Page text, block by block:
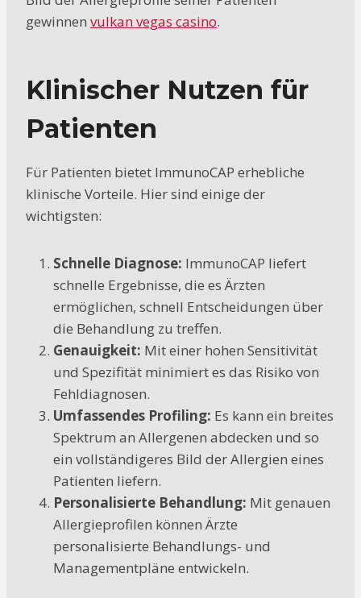
gewinnen vulkan vegas casino.
Klinischer Nutzen für
Patienten
Für Patienten bietet ImmunoCAP erhebliche
klinische Vorteile. Hier sind einige der
wichtigsten:
Schnelle Diagnose: ImmunoCAP liefert
schnelle Ergebnisse, die es Ärzten
ermöglichen, schnell Entscheidungen über
die Behandlung zu treffen.
Genauigkeit: Mit einer hohen Sensitivität
und Spezifität minimiert es das Risiko von
Fehldiagnosen.
Umfassendes Profiling: Es kann ein breites
Spektrum an Allergenen abdecken und so
ein vollständigeres Bild der Allergien eines
Patienten liefern.
Personalisierte Behandlung: Mit genauen
Allergieprofilen können Ärzte
personalisierte Behandlungs- und
Managementpläne entwickeln.